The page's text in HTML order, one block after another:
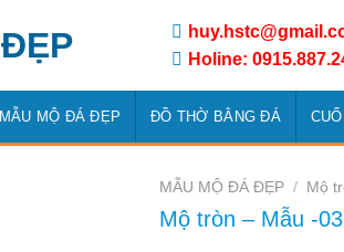
Holine:
MẪU MỘ ĐÁ ĐẸP ĐỒ THỜ BẰNG ĐÁ
MẪU MỘ ĐÁ ĐẸP / Mộ
Mộ tròn – Mẫu -03